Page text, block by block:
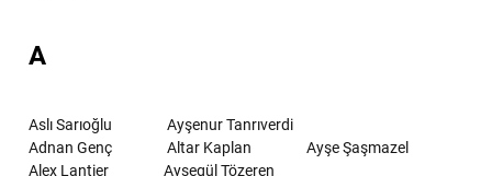
A
Aslı Sarıoğlu
Ayşenur Tanrıverdi
Adnan Genç
Altar Kaplan
Ayşe Şaşmazel
Alex Lantier
Ayşegül Tözeren